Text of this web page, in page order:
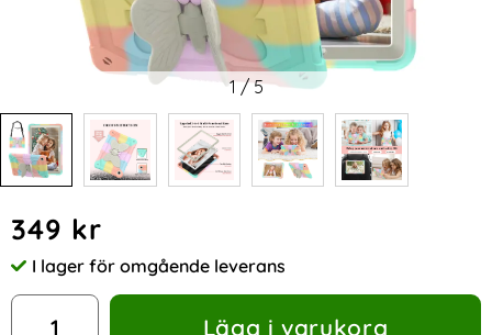
1/5
pris
349 kr
Tillgänglighet:
I lager för omgående leverans
antal
Lägg i varukorg